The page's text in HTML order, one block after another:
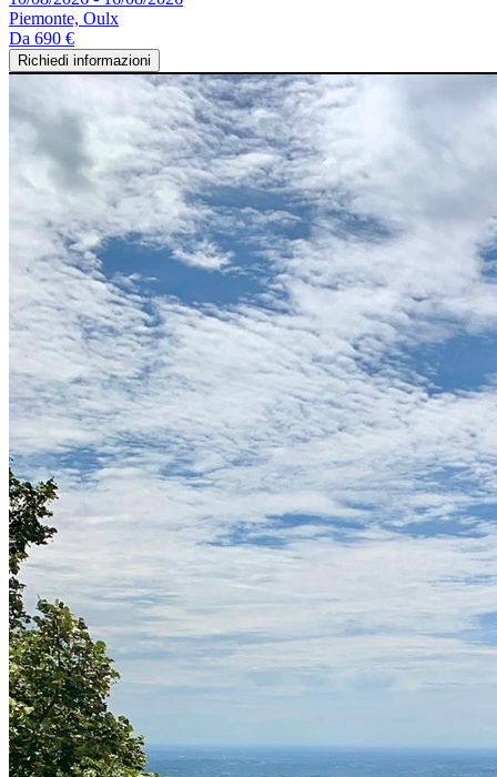
Piemonte, Oulx
Da 690 €
Richiedi informazioni